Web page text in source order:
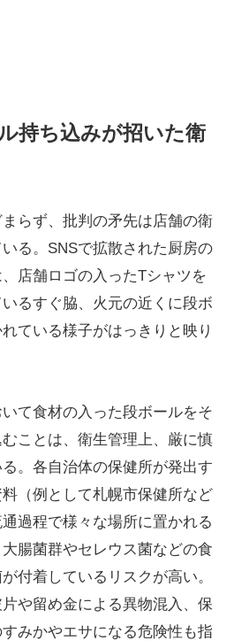
持ち込みが招いた衛
らず、批判の矛先は店舗の衛
る。SNSで拡散された厨房の
店舗ロゴの入ったTシャツを
るすぐ脇、火元の近くに段ボ
ている様子がはっきりと映り
て食材の入った段ボールをそ
ことは、衛生管理上、厳に慎
。各自治体の保健所が発出す
（例として札幌市保健所など
過程で様々な場所に置かれる
腸菌群やセレウス菌などの食
付着しているリスクが高い。
や留め金による異物混入、保
みかやエサになる危険性も指